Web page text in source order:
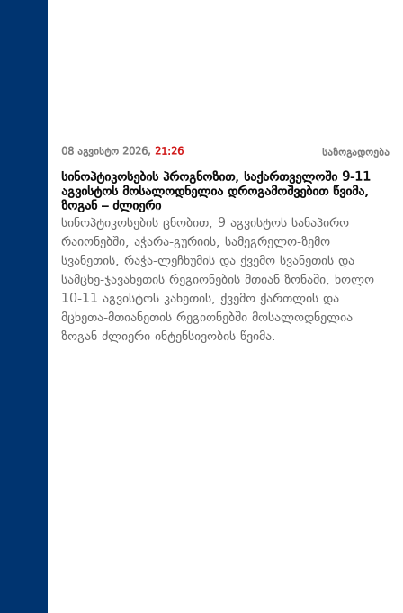
08 აგვისტო 2026, 21:26 საზოგადოება
სინოპტიკოსების პროგნოზით, საქართველოში 9-11
აგვისტოს მოსალოდნელია დროგამოშვებით წვიმა,
ზოგან – ძლიერი
სინოპტიკოსების ცნობით, 9 აგვისტოს სანაპირო
რაიონებში, აჭარა-გურიის, სამეგრელო-ზემო
სვანეთის, რაჭა-ლეჩხუმის და ქვემო სვანეთის და
სამცხე-ჯავახეთის რეგიონების მთიან ზონაში, ხოლო
10-11 აგვისტოს კახეთის, ქვემო ქართლის და
მცხეთა-მთიანეთის რეგიონებში მოსალოდნელია
ზოგან ძლიერი ინტენსივობის წვიმა.